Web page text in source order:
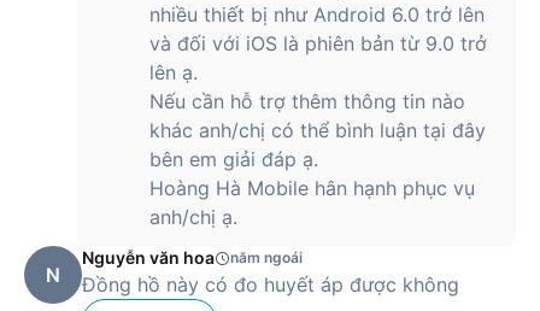
nhiều thiết bị như Android 6.0 trở lên
và đối với iOS là phiên bản từ 9.0 trở
lên ạ.
Nếu cần hỗ trợ thêm thông tin nào
khác anh/chị có thể bình luận tại đây
bên em giải đáp ạ.
Hoàng Hà Mobile hân hạnh phục vụ
anh/chị ạ.
N
Nguyễn văn hoa năm ngoái
Đồng hồ này có đo huyết áp được không